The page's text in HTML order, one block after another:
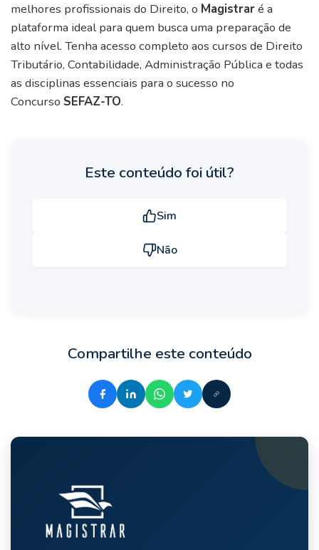
melhores profissionais do Direito, o Magistraré a
plataforma ideal para quem busca uma preparação de
alto nível. Tenha acesso completo aos cursos de Direito
Tributário, Contabilidade, Administração Pública e todas
as disciplinas essenciais para o sucesso no
Concurso SEFAZ-TO.
Este conteúdo foi útil?
Sim
Não
Compartilhe este conteúdo